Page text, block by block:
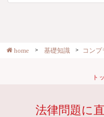
home 基礎知識 コン
ト
法律問題に